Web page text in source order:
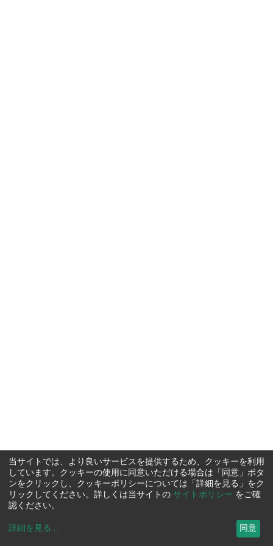
当サイトでは、より良いサービスを提供するため、クッキーを利用
しています。クッキーの使用に同意いただける場合は「同意」ボタ
ンをクリックし、クッキーポリシーについては「詳細を見る」をク
リックしてください。詳しくは当サイトの サイトポリシー をご確
認ください。
詳細を見る ... 同意